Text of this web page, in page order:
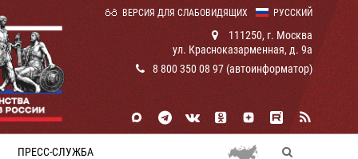
РУССКИЙ
ВЕРСИЯ ДЛЯ СЛАБОВИДЯЩИХ
111250, г. Москва
ул. Красноказарменная, д. 9а
8 800 350 08 97 (автоинформатор)
ПРЕСС-СЛУЖБА